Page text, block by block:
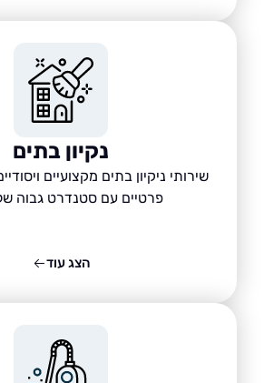
נקיון בתים
שירותי ניקיון בתים מקצועיים ויסודיים
פרטיים עם סטנדרט גבוה של ניקיון.